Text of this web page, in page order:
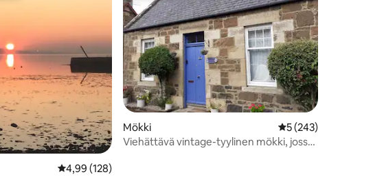
arvostelua
Keskimääräinen arvio 4,99/5, 128 arvostelua
4,99 (128)
Mökki Keskimääräinen
5 (243)
Viehättävä vintage-tyylinen mökki, jossa